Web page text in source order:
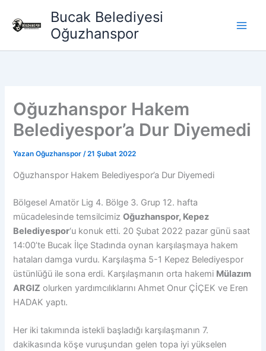
atla
Bucak Belediyesi
Oğuzhanspor
Oğuzhanspor Hakem
Belediyespor’a Dur Diyemedi
Yazan Oğuzhanspor/21 Şubat 2022
Oğuzhanspor Hakem Belediyespor’a Dur Diyemedi
Bölgesel Amatör Lig 4. Bölge 3. Grup 12. hafta
mücadelesinde temsilcimizOğuzhanspor, Kepez
Belediyespor‘u konuk etti. 20 Şubat 2022 pazar günü saat
14:00’te Bucak İlçe Stadında oynan karşılaşmaya hakem
hataları damga vurdu. Karşılaşma 5-1 Kepez Belediyespor
üstünlüğü ile sona erdi. Karşılaşmanın orta hakemi Mülazım
ARGIZ olurken yardımcılıklarını Ahmet Onur ÇİÇEK ve Eren
HADAK yaptı.
Her iki takımında istekli başladığı karşılaşmanın 7.
dakikasında köşe vuruşundan gelen topa iyi yükselen